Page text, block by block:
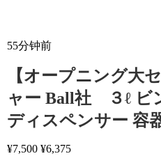
55分钟前
【オープニング大
ャー Ball社 ３ℓ ビ
ディスペンサー 容
¥7,500 ¥6,375